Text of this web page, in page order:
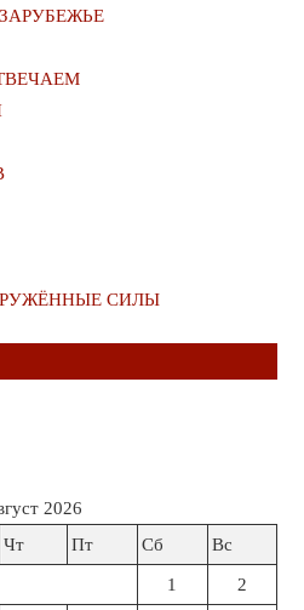
СИЛЫ
2026
Чт Пт Сб Вс
1 2